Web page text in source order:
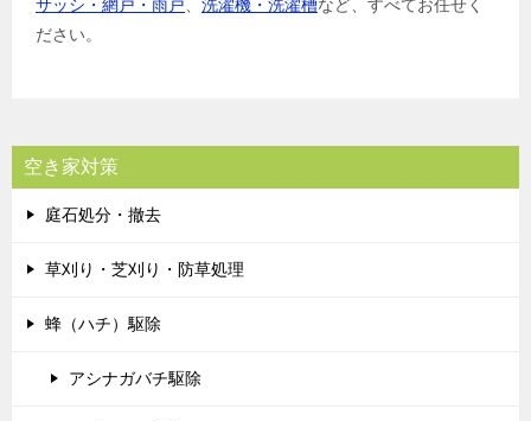
サッシ・網戸・雨戸
洗濯機・洗濯槽など、すべてお任せく
ださい。
空き家対策
庭石処分・撤去
草刈り・芝刈り・防草処理
蜂（ハチ）駆除
アシナガバチ駆除